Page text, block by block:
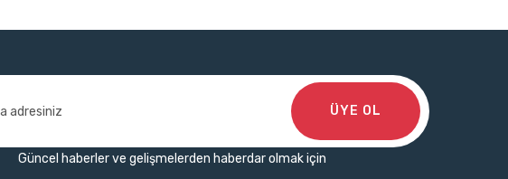
Güncel haberler ve gelişmelerden haberdar olmak için
ÜYE OL